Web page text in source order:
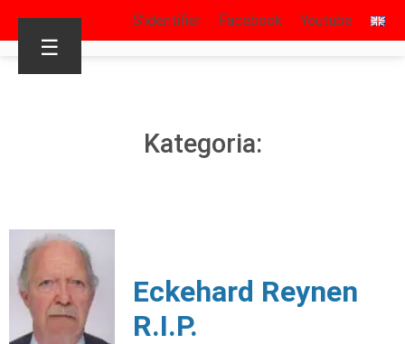
S’identifier Facebook Youtube
☰
Kategoria:
Eckehard Reynen
R.I.P.